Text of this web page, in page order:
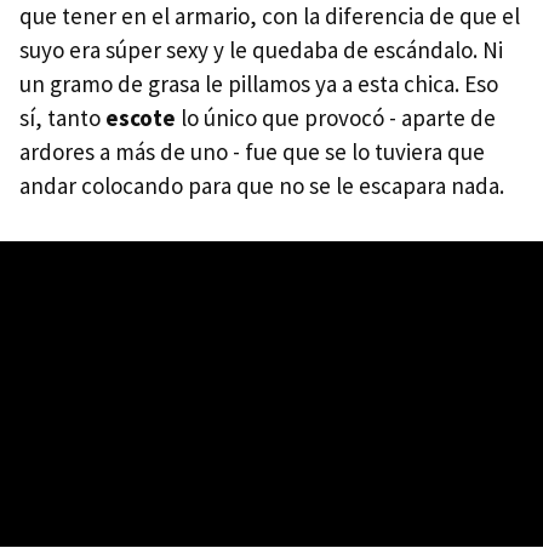
que tener en el armario, con la diferencia de que el
suyo era súper sexy y le quedaba de escándalo. Ni
un gramo de grasa le pillamos ya a esta chica. Eso
sí, tanto escote lo único que provocó - aparte de
ardores a más de uno - fue que se lo tuviera que
andar colocando para que no se le escapara nada.